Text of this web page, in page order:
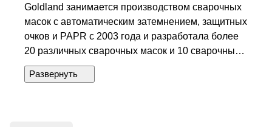
Goldland занимается производством сварочных
масок с автоматическим затемнением, защитных
очков и PAPR с 2003 года и разработала более
20 различных сварочных масок и 10 сварочных
масок PAPR для клиентов по всему миру. За
последние 19 лет мы претерпели множество